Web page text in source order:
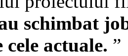
schimbat
actuale. ”